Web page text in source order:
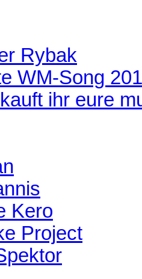
Rybak
WM-Song
ihr eure
Kero
Project